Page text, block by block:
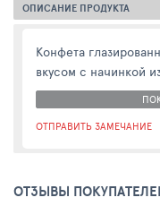
ОПИСАНИЕ ПРОДУКТА
Конфета
вкусом с начинкой
ОТПРАВИТЬ ЗАМЕЧАНИЕ
ОТЗЫВЫ